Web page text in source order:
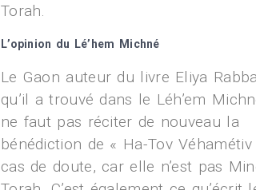
Torah.
L’opinion du Lé’hem Michné
Le Gaon auteur du livre Eliya
qu’il a trouvé dans le Léh’em
ne faut pas réciter de nouveau la
bénédiction de « Ha-Tov Véhamétiv
cas de doute, car elle n’est pas